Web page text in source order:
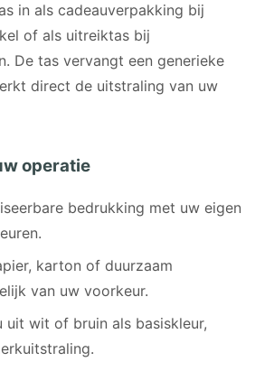
in als cadeauverpakking bij
of als uitreiktas bij
De tas vervangt een generieke
direct de uitstraling van uw
operatie
bedrukking met uw eigen
karton of duurzaam
van uw voorkeur.
uit wit of bruin als basiskleur,